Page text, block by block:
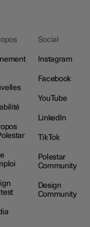
Social
Instagram
Facebook
YouTube
LinkedIn
TikTok
Polestar
Community
Design
Community